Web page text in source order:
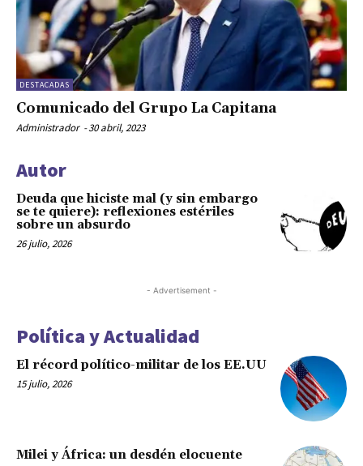
DESTACADAS
Comunicado del Grupo La Capitana
Administrador -30 abril, 2023
Autor
Deuda que hiciste mal (y sin embargo
se te quiere): reflexiones estériles
sobre un absurdo
26 julio, 2026
- Advertisement -
Política y Actualidad
El récord político-militar de los EE.UU
15 julio, 2026
Milei y África: un desdén elocuente